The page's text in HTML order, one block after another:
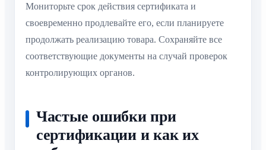
Мониторьте срок действия сертификата и
своевременно продлевайте его, если планируете
продолжать реализацию товара. Сохраняйте все
соответствующие документы на случай проверок
контролирующих органов.
Частые ошибки при
сертификации и как их